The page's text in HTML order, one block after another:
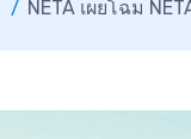
NETA เผยโฉม